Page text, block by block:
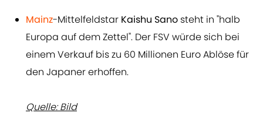
Mainz-Mittelfeldstar Kaishu Sano steht in "halb
Europa auf dem Zettel". Der FSV würde sich bei
einem Verkauf bis zu 60 Millionen Euro Ablöse für
den Japaner erhoffen.
Quelle: Bild